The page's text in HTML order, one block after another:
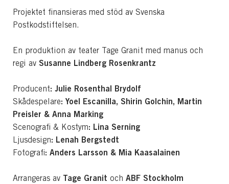
Projektet finansieras med stöd av Svenska
Postkodstiftelsen.
En produktion av teater Tage Granit med manus och
regi av Susanne Lindberg Rosenkrantz
Producent: Julie Rosenthal Brydolf
Skådespelare: Yoel Escanilla, Shirin Golchin, Martin
Preisler & Anna Marking
Scenografi & Kostym: Lina Serning
Ljusdesign: Lenah Bergstedt
Fotografi: Anders Larsson & Mia Kaasalainen
Arrangeras av Tage Granit och ABF Stockholm